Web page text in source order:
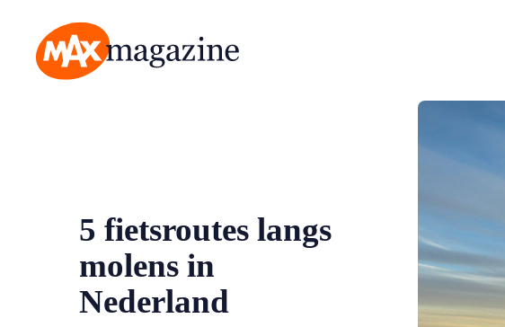
5 fietsroutes langs
molens in
Nederland